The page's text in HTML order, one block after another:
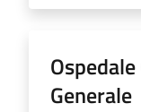
Generale